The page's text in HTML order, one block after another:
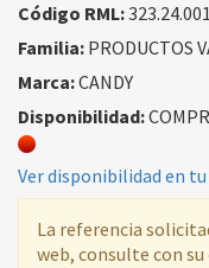
Código RML:
Familia: PRODUCTOS
Marca:CANDY
Disponibilidad:
Ver disponibilidad en
La referencia
web, consulte con